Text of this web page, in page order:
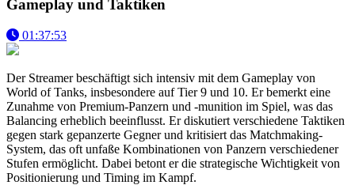
Gameplay und Taktiken
01:37:53
Der Streamer beschäftigt sich intensiv mit dem Gameplay von
World of Tanks, insbesondere auf Tier 9 und 10. Er bemerkt eine
Zunahme von Premium-Panzern und -munition im Spiel, was das
Balancing erheblich beeinflusst. Er diskutiert verschiedene Taktiken
gegen stark gepanzerte Gegner und kritisiert das Matchmaking-
System, das oft unfaße Kombinationen von Panzern verschiedener
Stufen ermöglicht. Dabei betont er die strategische Wichtigkeit von
Positionierung und Timing im Kampf.